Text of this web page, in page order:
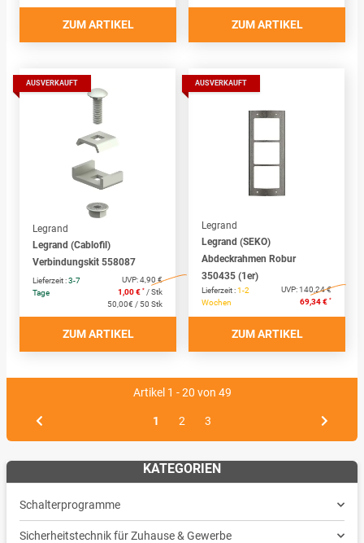
ZUM ARTIKEL ZUM ARTIKEL
AUSVERKAUFT
Legrand
Legrand (Cablofil)
Verbindungskit 558087
Lieferzeit :3-7
Tage
UVP:4,90 €
1,00 € * / Stk
50,00€ / 50 Stk
ZUM ARTIKEL
AUSVERKAUFT
Legrand
Legrand (SEKO)
Abdeckrahmen Robur
350435 (1er)
Lieferzeit :1-2
Wochen
UVP:140,24 €
69,34 € *
ZUM ARTIKEL
Artikel 1 - 20 von 49
1 2 3
KATEGORIEN
Schalterprogramme
Sicherheitstechnik für Zuhause & Gewerbe